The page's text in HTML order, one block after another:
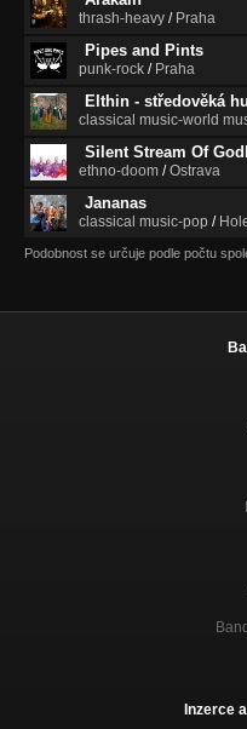
thrash-heavy / Praha
Pipes and Pints
punk-rock / Praha
Elthin - středověká
classical music-world
Silent Stream Of
ethno-doom /Ostrava
Jananas
classical music-pop /
Podobnost se určuje podle počtu
Inzerce